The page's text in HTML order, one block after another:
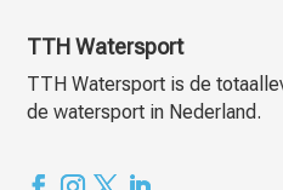
TTH Watersport
TTH Watersport is de
de watersport in Nederland.